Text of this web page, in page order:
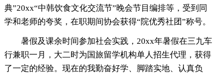
典”20xx“中韩饮食文化交流节”晚会节目编排等，受到同
学和老师的夸奖，在职期间协会获得“院优秀社团”称号。
暑假及课余时间参加社会实践，20xx年暑假在三九车
行兼职一月，大二时为国旅留学机构单人招生代理，获得
了一定的经验。现在的我勤奋好学、脚踏实地、认真负